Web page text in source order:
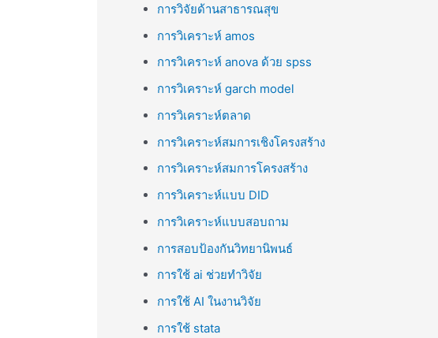
การวิจัยด้านสาธารณสุข
การวิเคราะห์ amos
การวิเคราะห์ anova ด้วย spss
การวิเคราะห์ garch model
การวิเคราะห์ตลาด
การวิเคราะห์สมการเชิงโครงสร้าง
การวิเคราะห์สมการโครงสร้าง
การวิเคราะห์แบบ DID
การวิเคราะห์แบบสอบถาม
การสอบป้องกันวิทยานิพนธ์
การใช้ ai ช่วยทำวิจัย
การใช้ AI ในงานวิจัย
การใช้ stata